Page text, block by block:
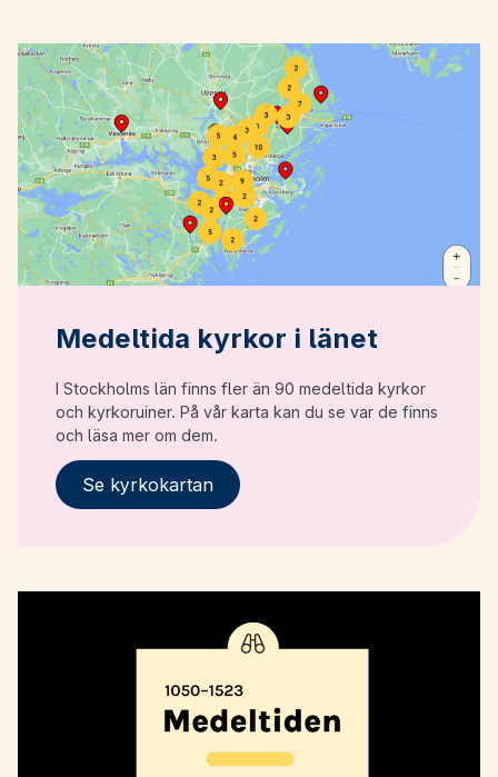
Medeltida kyrkor i länet
I Stockholms län finns fler än 90 medeltida kyrkor
och kyrkoruiner. På vår karta kan du se var de finns
och läsa mer om dem.
Se kyrkokartan